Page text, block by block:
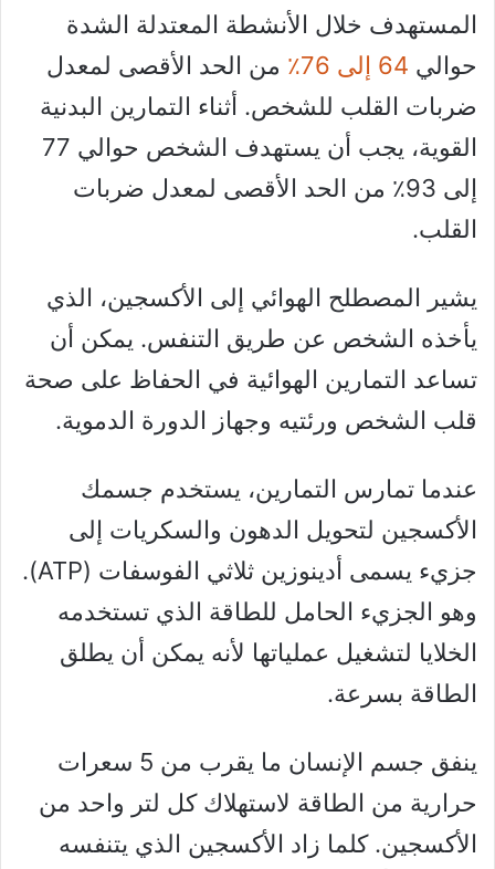
المستهدف خلال الأنشطة المعتدلة الشدة
حوالي
من الحد الأقصى لمعدل
ضربات القلب للشخص. أثناء التمارين البدنية
القوية، يجب أن يستهدف الشخص حوالي 77
إلى 93٪ من الحد الأقصى لمعدل ضربات
القلب.
يشير المصطلح الهوائي إلى الأكسجين، الذي
يأخذه الشخص عن طريق التنفس. يمكن أن
تساعد التمارين الهوائية في الحفاظ على صحة
قلب الشخص ورئتيه وجهاز الدورة الدموية.
عندما تمارس التمارين، يستخدم جسمك
الأكسجين لتحويل الدهون والسكريات إلى
جزيء يسمى أدينوزين ثلاثي الفوسفات (ATP).
وهو الجزيء الحامل للطاقة الذي تستخدمه
الخلايا لتشغيل عملياتها لأنه يمكن أن يطلق
الطاقة بسرعة.
ينفق جسم الإنسان ما يقرب من 5 سعرات
حرارية من الطاقة لاستهلاك كل لتر واحد من
الأكسجين. كلما زاد الأكسجين الذي يتنفسه